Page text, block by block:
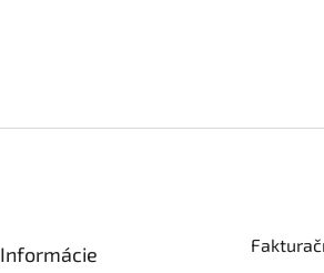
Informácie